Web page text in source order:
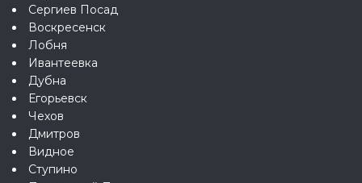
Сергиев Посад
Воскресенск
Лобня
Ивантеевка
Дубна
Егорьевск
Чехов
Дмитров
Видное
Ступино